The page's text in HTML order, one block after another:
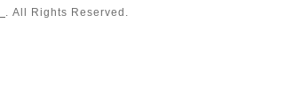
. All Rights Reserved.